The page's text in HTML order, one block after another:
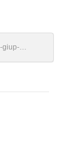
giup-